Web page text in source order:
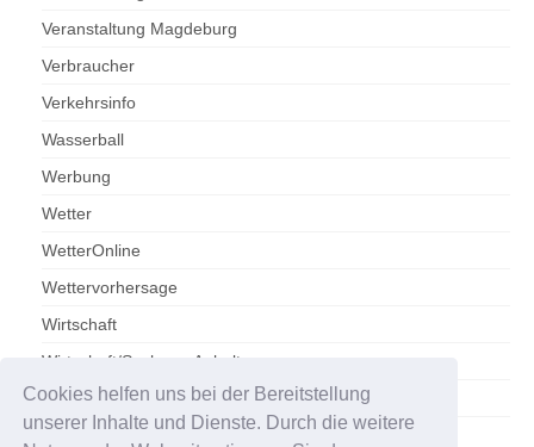
Cookies helfen uns bei der Bereitstellung
unserer Inhalte und Dienste. Durch die weitere
Veranstaltung Magdeburg
Verbraucher
Verkehrsinfo
Wasserball
Werbung
Wetter
WetterOnline
Wettervorhersage
Wirtschaft
Wirtschaft/Sachsen-Anhalt
Zoo Magdeburg